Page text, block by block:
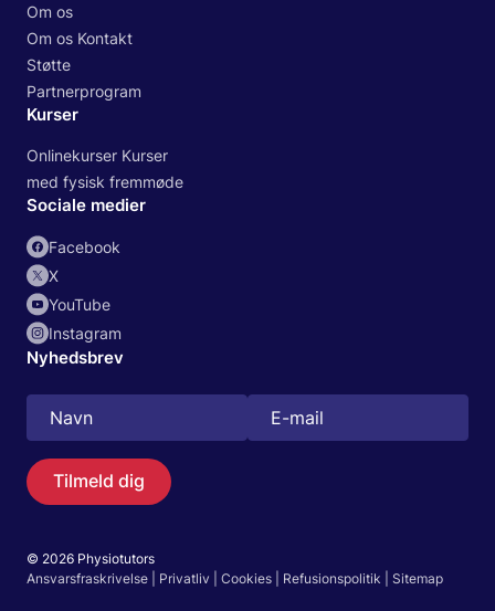
Søg
Om os
Om os Kontakt
Støtte
Partnerprogram
Kurser
Onlinekurser Kurser
med fysisk fremmøde
Sociale medier
Facebook
X
YouTube
Instagram
Nyhedsbrev
Tilmeld dig
© 2026 Physiotutors
Ansvarsfraskrivelse
Privatliv Cookies Refusionspolitik Sitemap